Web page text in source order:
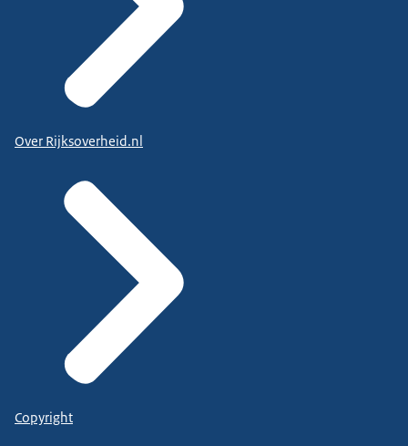
Over Rijksoverheid.nl
Copyright